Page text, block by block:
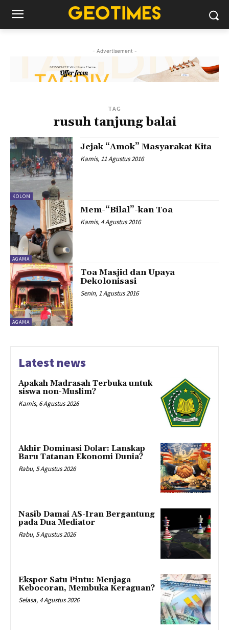
- Advertisement -
TAG
rusuh tanjung balai
KOLOM
Jejak “Amok” Masyarakat Kita
Kamis, 11 Agustus 2016
AGAMA
Mem-“Bilal”-kan Toa
Kamis, 4 Agustus 2016
AGAMA
Toa Masjid dan Upaya
Dekolonisasi
Senin, 1 Agustus 2016
Latest news
Apakah Madrasah Terbuka untuk
siswa non-Muslim?
Kamis, 6 Agustus 2026
Akhir Dominasi Dolar: Lanskap
Baru Tatanan Ekonomi Dunia?
Rabu, 5 Agustus 2026
Nasib Damai AS-Iran Bergantung
pada Dua Mediator
Rabu, 5 Agustus 2026
Ekspor Satu Pintu: Menjaga
Kebocoran, Membuka Keraguan?
Selasa, 4 Agustus 2026